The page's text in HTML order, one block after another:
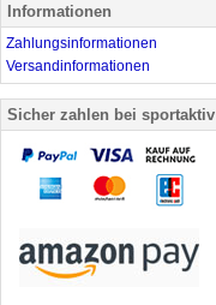
Informationen
Zahlungsinformationen
Versandinformationen
Sicher zahlen bei sportaktiv